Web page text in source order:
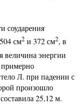
соударения
см2 и 372 см2, в
величина энергии
примерно
тело Л. при падении с
произошло
25,12 м.